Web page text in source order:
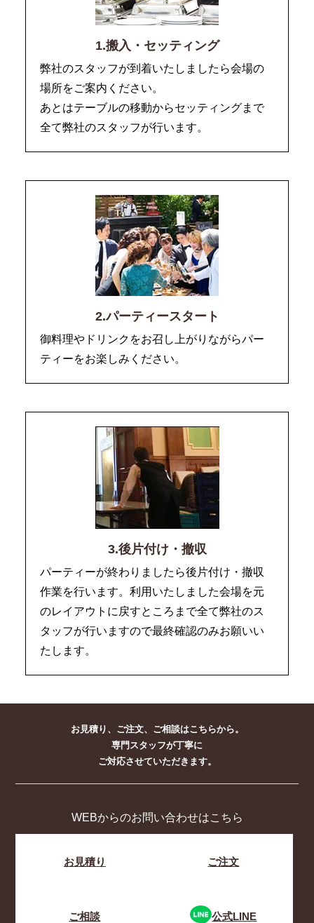
1.搬入・セッティング
弊社のスタッフが到着いたしましたら会場の
場所をご案内ください。
あとはテーブルの移動からセッティングまで
全て弊社のスタッフが行います。
2.パーティースタート
御料理やドリンクをお召し上がりながらパー
ティーをお楽しみください。
3.後片付け・撤収
パーティーが終わりましたら後片付け・撤収
作業を行います。利用いたしました会場を元
のレイアウトに戻すところまで全て弊社のス
タッフが行いますので最終確認のみお願いい
たします。
お見積り、ご注文、ご相談はこちらから。
専門スタッフが丁寧に
ご対応させていただきます。
WEBからのお問い合わせはこちら
お見積り ご注文
ご相談 公式LINE